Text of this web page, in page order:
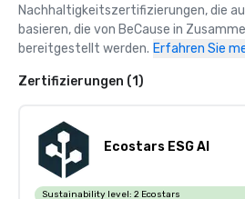
Nachhaltigkeitszertifizierungen, die
basieren, die von BeCause in
bereitgestellt werden. Erfahren Sie
Zertifizierungen (1)
Ecostars ESG AI
Sustainability level: 2 Ecostars